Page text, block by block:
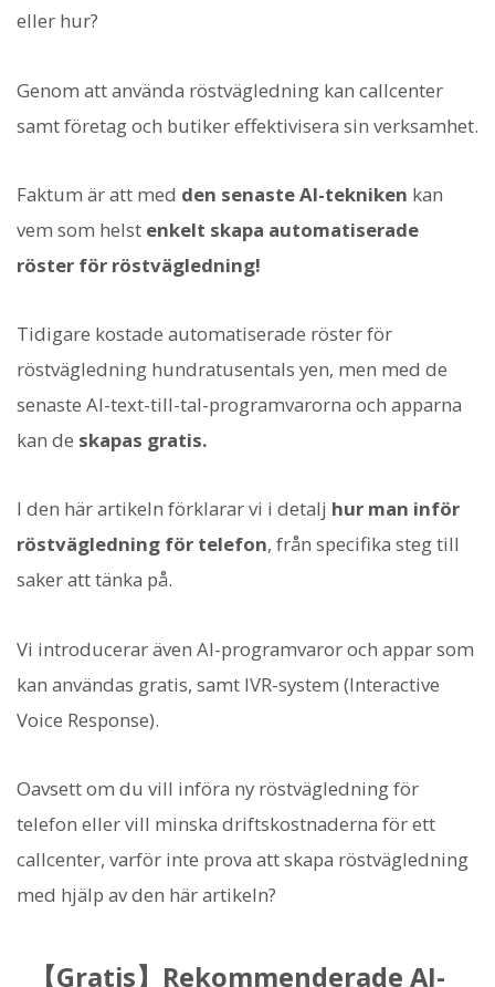
eller hur?
Genom att använda röstvägledning kan callcenter
samt företag och butiker effektivisera sin verksamhet.
Faktum är att med den senaste AI-tekniken kan
vem som helst enkelt skapa automatiserade
röster för röstvägledning!
Tidigare kostade automatiserade röster för
röstvägledning hundratusentals yen, men med de
senaste AI-text-till-tal-programvarorna och apparna
kan de skapas gratis.
I den här artikeln förklarar vi i detalj hur man inför
röstvägledning för telefon, från specifika steg till
saker att tänka på.
Vi introducerar även AI-programvaror och appar som
kan användas gratis, samt IVR-system (Interactive
Voice Response).
Oavsett om du vill införa ny röstvägledning för
telefon eller vill minska driftskostnaderna för ett
callcenter, varför inte prova att skapa röstvägledning
med hjälp av den här artikeln?
【Gratis】Rekommenderade AI-